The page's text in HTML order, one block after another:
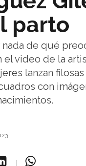
parto
nada de qué
el video de la
lanzan
con